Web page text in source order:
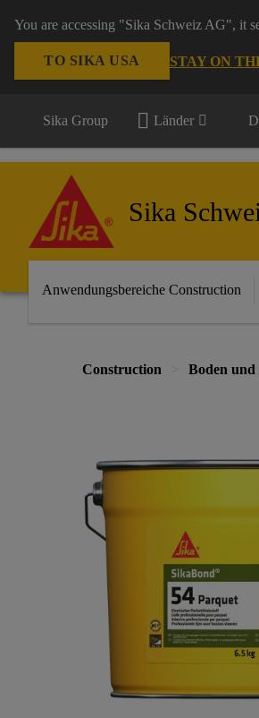
You are accessing "Sika Schweiz AG", it
TO SIKA USA STAY ON
Sika Group Länder
Sika
Anwendungsbereiche Construction
Construction Boden und